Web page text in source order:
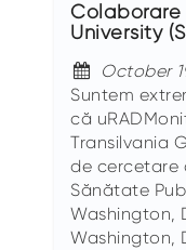
Colaborare
University
October
Suntem
că
Transilvania
de cercetare
Sănătate
Washington,
Washington,